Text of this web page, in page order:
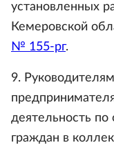
установленных
Кемеровской
№ 155-рг.
9.
деятельность
граждан в